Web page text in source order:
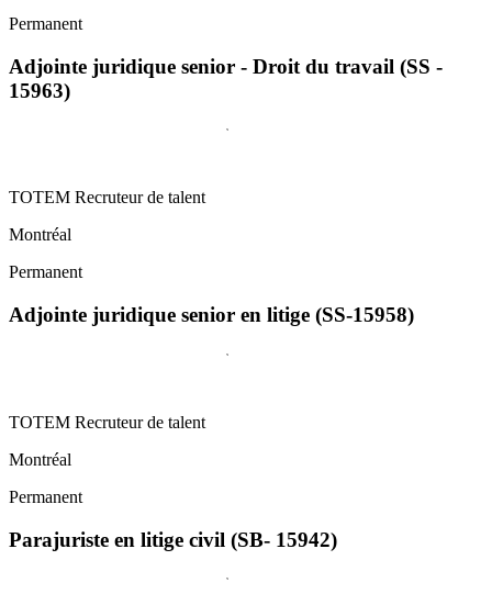
Permanent
Adjointe juridique senior - Droit du travail (SS -
15963)
TOTEM Recruteur de talent
Montréal
Permanent
Adjointe juridique senior en litige (SS-15958)
TOTEM Recruteur de talent
Montréal
Permanent
Parajuriste en litige civil (SB- 15942)